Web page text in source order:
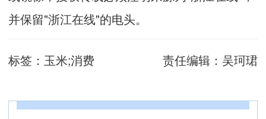
并保留"浙江在线"的电头。
标签： 玉米;消费 责任编辑： 吴珂珺